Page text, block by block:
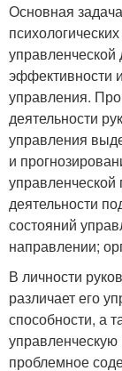
Основная
эффективности
управления.
деятельности
управления
и
деятельности
состояний
направлении;
В личности
различает его
способности, а
проблемное